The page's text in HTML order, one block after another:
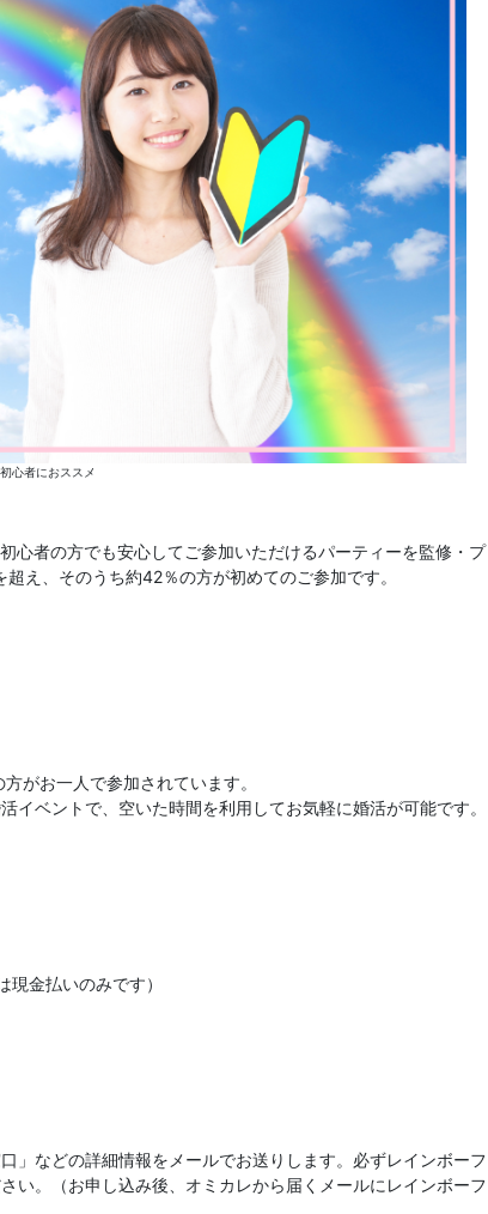
初心者におススメ
心者の方でも安心してご参加いただけるパーティーを監修・プ
え、そのうち約42％の方が初めてのご参加です。
がお一人で参加されています。
ベントで、空いた時間を利用してお気軽に婚活が可能です。
金払いのみです）
」などの詳細情報をメールでお送りします。必ずレインボーフ
い。（お申し込み後、オミカレから届くメールにレインボーフ